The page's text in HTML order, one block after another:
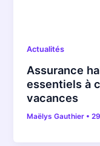
Actualités
Assurance
essentiels à
vacances
Maëlys Gauthier •